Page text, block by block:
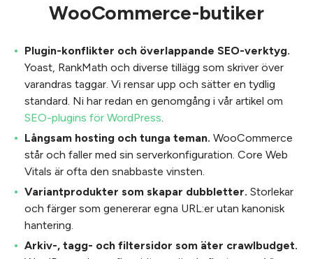
WooCommerce-butiker
Plugin-konflikter och överlappande SEO-verktyg.
Yoast, RankMath och diverse tillägg som skriver över
varandras taggar. Vi rensar upp och sätter en tydlig
standard. Ni har redan en genomgång i vår artikel om
SEO-plugins för WordPress.
Långsam hosting och tunga teman. WooCommerce
står och faller med sin serverkonfiguration. Core Web
Vitals är ofta den snabbaste vinsten.
Variantprodukter som skapar dubbletter. Storlekar
och färger som genererar egna URL:er utan kanonisk
hantering.
Arkiv-, tagg- och filtersidor som äter crawlbudget.